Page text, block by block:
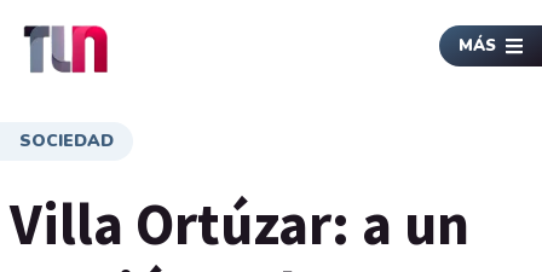
MÁS
SOCIEDAD
Villa Ortúzar: a un